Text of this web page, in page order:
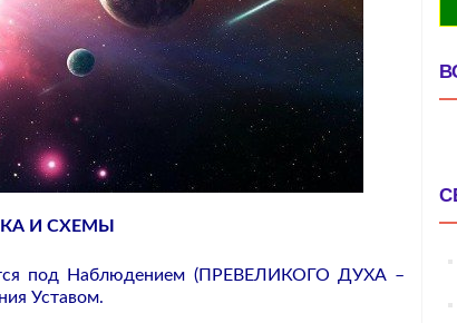
И СХЕМЫ
под Наблюдением (ПРЕВЕЛИКОГО ДУХА –
Уставом.